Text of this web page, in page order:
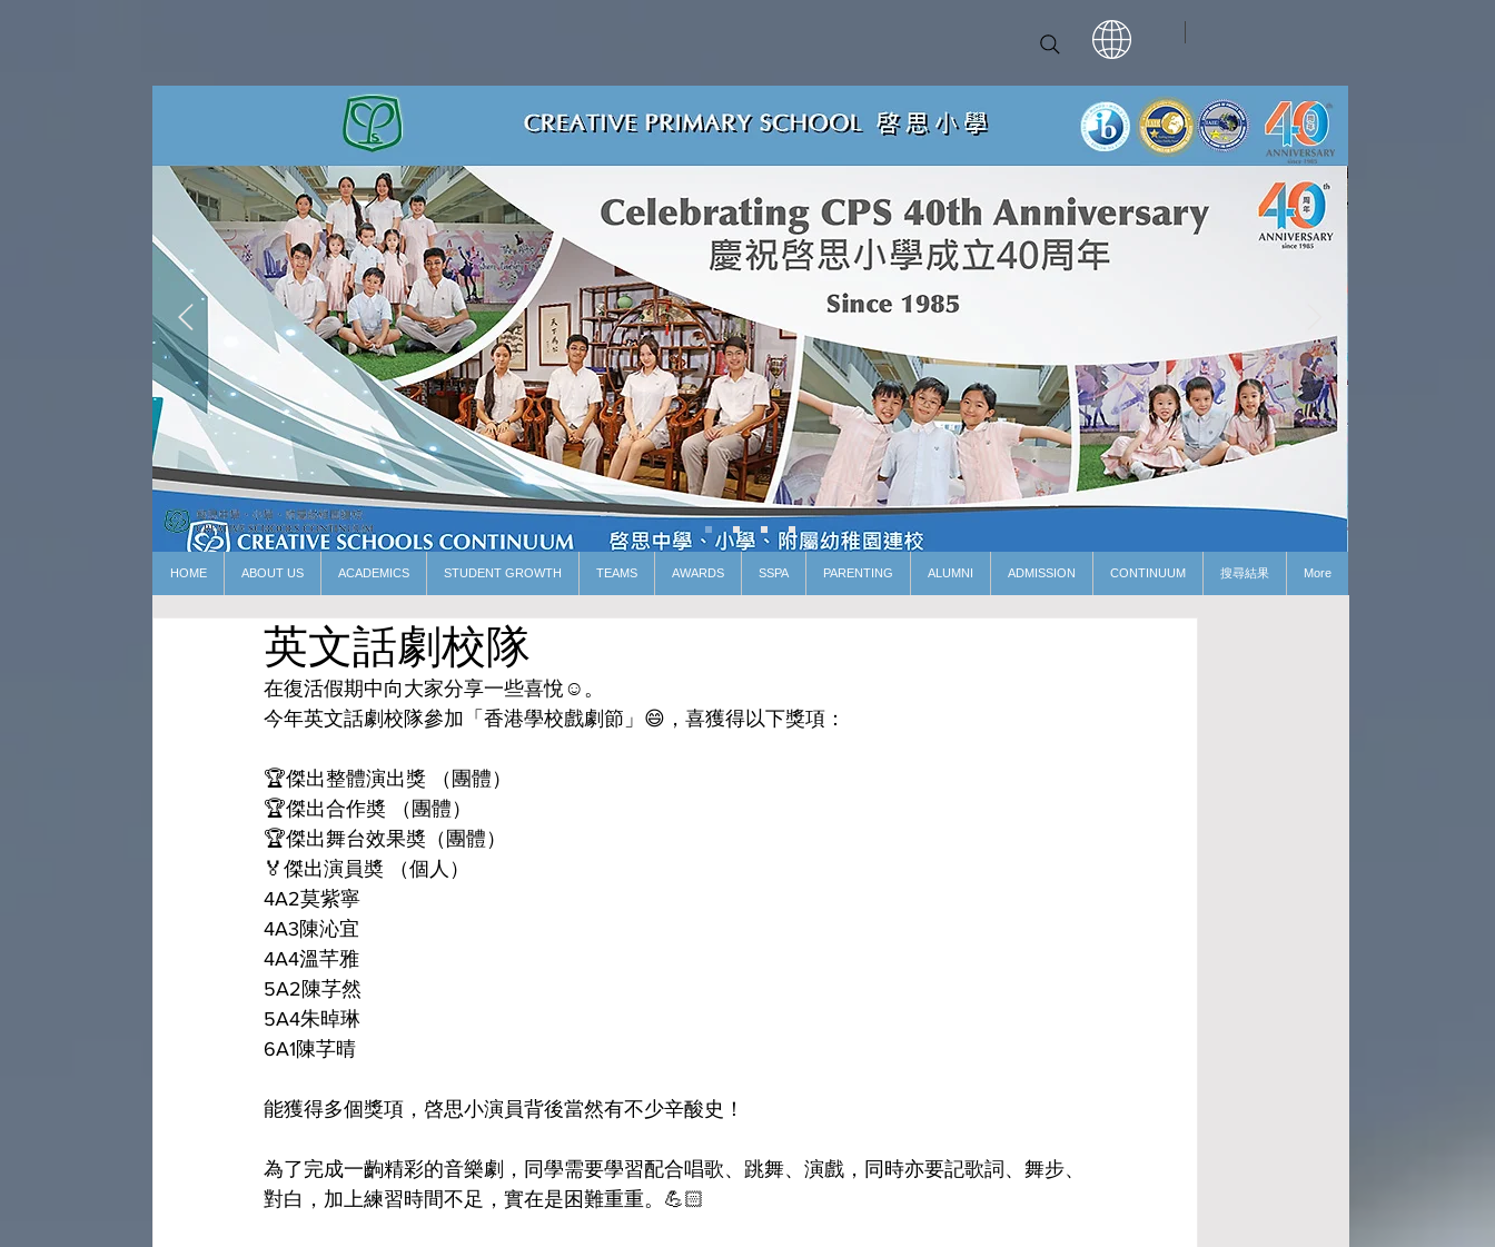
HOME ABOUT US ACADEMICS STUDENT GROWTH TEAMS AWARDS SSPA PARENTING ALUMNI ADMISSION CONTINUUM 搜尋結果 More
英文話劇校隊
在復活假期中向大家分享一些喜悅☺️。
今年英文話劇校隊參加「香港學校戲劇節」😄，喜獲得以下獎項：
🏆傑出整體演出獎 （團體）
🏆傑出合作奬 （團體）
🏆傑出舞台效果奬（團體）
🏅傑出演員奬 （個人）
4A2莫紫寧
4A3陳沁宜
4A4溫芊雅
5A2陳芓然
5A4朱晫琳
6A1陳芓晴
能獲得多個獎項，啓思小演員背後當然有不少辛酸史！
為了完成一齣精彩的音樂劇，同學需要學習配合唱歌、跳舞、演戲，同時亦要記歌詞、舞步、
對白，加上練習時間不足，實在是困難重重。💪🏻